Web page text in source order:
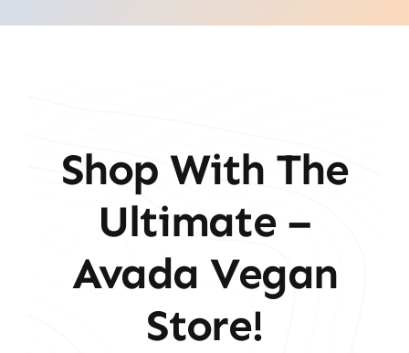
Shop With The
Ultimate –
Avada Vegan
Store!